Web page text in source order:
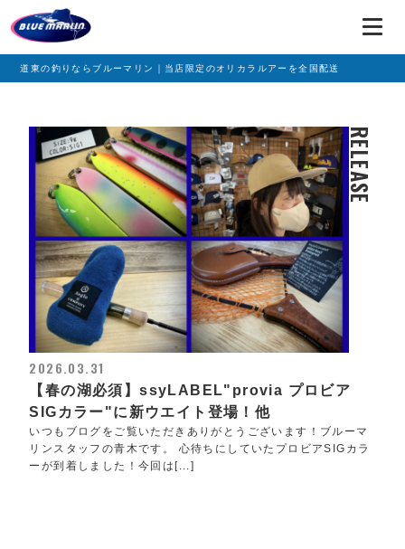
道東の釣りならブルーマリン｜当店限定のオリカラルアーを全国配送
RELEASE
2026.03.31
【春の湖必須】ssyLABEL"provia プロビア
SIGカラー"に新ウエイト登場！他
いつもブログをご覧いただきありがとうございます！ブルーマ
リンスタッフの青木です。 心待ちにしていたプロビアSIGカラ
ーが到着しました！今回は[...]